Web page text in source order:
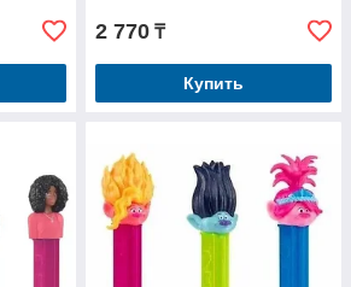
2 770 ₸
Купить